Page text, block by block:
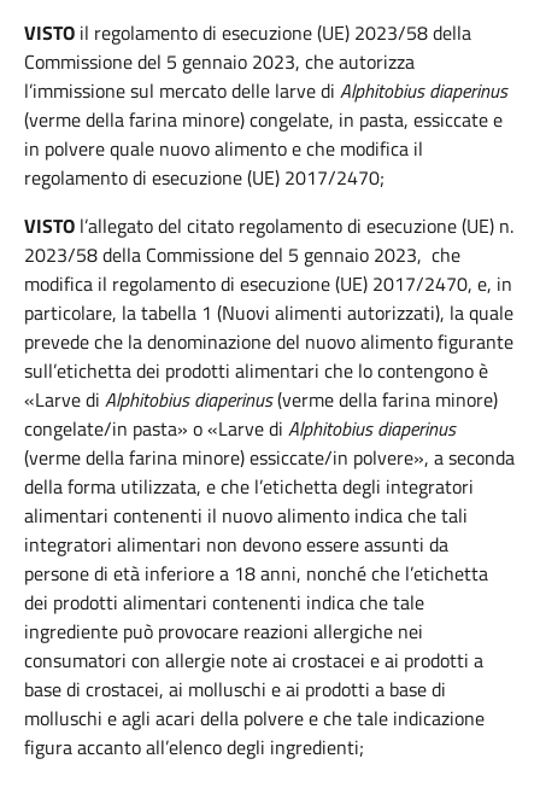
VISTO il regolamento di esecuzione (UE) 2023/58 della
Commissione del 5 gennaio 2023, che autorizza
l’immissione sul mercato delle larve di Alphitobius diaperinus
(verme della farina minore) congelate, in pasta, essiccate e
in polvere quale nuovo alimento e che modifica il
regolamento di esecuzione (UE) 2017/2470;
VISTO l’allegato del citato regolamento di esecuzione (UE) n.
2023/58 della Commissione del 5 gennaio 2023, che
modifica il regolamento di esecuzione (UE) 2017/2470, e, in
particolare, la tabella 1 (Nuovi alimenti autorizzati), la quale
prevede che la denominazione del nuovo alimento figurante
sull’etichetta dei prodotti alimentari che lo contengono è
«Larve di Alphitobius diaperinus(verme della farina minore)
congelate/in pasta» o «Larve di Alphitobius diaperinus
(verme della farina minore) essiccate/in polvere», a seconda
della forma utilizzata, e che l’etichetta degli integratori
alimentari contenenti il nuovo alimento indica che tali
integratori alimentari non devono essere assunti da
persone di età inferiore a 18 anni, nonché che l’etichetta
dei prodotti alimentari contenenti indica che tale
ingrediente può provocare reazioni allergiche nei
consumatori con allergie note ai crostacei e ai prodotti a
base di crostacei, ai molluschi e ai prodotti a base di
molluschi e agli acari della polvere e che tale indicazione
figura accanto all’elenco degli ingredienti;